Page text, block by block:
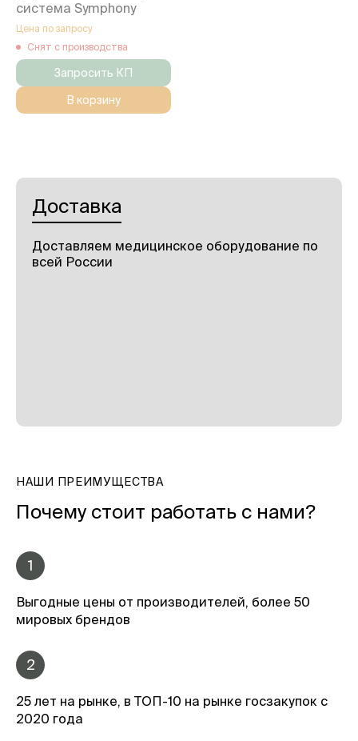
система Symphony
Цена по запросу
Снят с производства
Запросить КП
В корзину
Доставка
Доставляем медицинское оборудование по
всей России
НАШИ ПРЕИМУЩЕСТВА
Почему стоит работать с нами?
1
Выгодные цены от производителей, более 50
мировых брендов
2
25 лет на рынке, в ТОП-10 на рынке госзакупок с
2020 года